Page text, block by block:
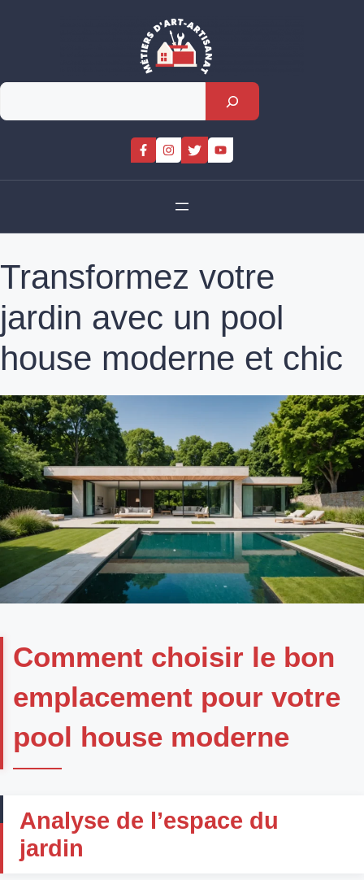
Rechercher
Transformez votre
jardin avec un pool
house moderne et chic
Comment choisir le bon
emplacement pour votre
pool house moderne
Analyse de l’espace du
jardin